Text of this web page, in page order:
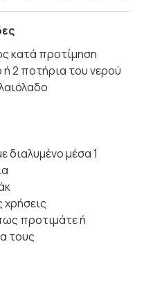
κατά προτίμηση
ή 2 ποτήρια του νερού
διαλυμένο μέσα 1
χρήσεις
προτιμάτε ή
τους